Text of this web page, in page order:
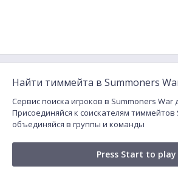
Найти тиммейта в Summoners
Сервис поиска игроков в Summoners War
Присоединяйся к соискателям тиммейтов
объединяйся в группы и команды
Press Start to play